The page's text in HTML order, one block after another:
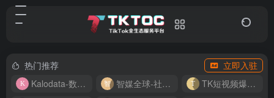
热门推荐
立即入驻
Kalodata-数据分析平台
智媒全球-社媒管理平台
TK短视频爆款复刻